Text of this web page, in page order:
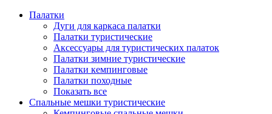
Палатки
Дуги для каркаса палатки
Палатки туристические
Аксессуары для туристических палаток
Палатки зимние туристические
Палатки кемпинговые
Палатки походные
Показать все
Спальные мешки туристические